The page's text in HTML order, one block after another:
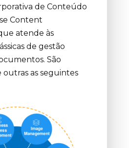
de Conteúdo
Content
atende às
de gestão
São
as seguintes